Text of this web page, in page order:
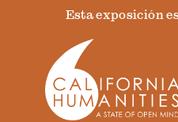
Esta exposición